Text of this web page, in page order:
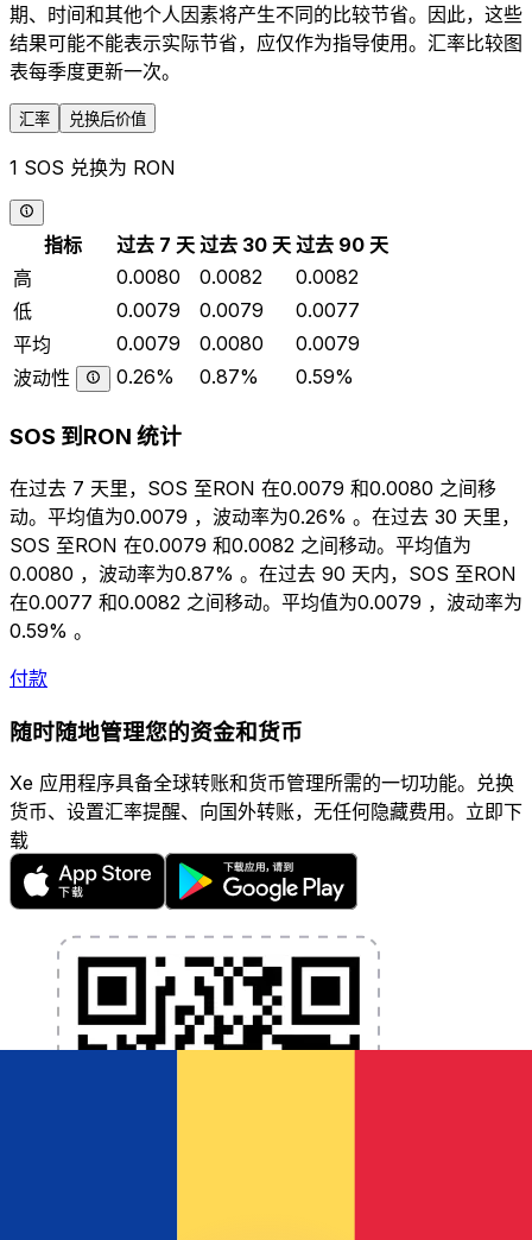
期、时间和其他个人因素将产生不同的比较节省。因此，这些
结果可能不能表示实际节省，应仅作为指导使用。汇率比较图
表每季度更新一次。
汇率 兑换后价值
1 SOS 兑换为 RON
指标 过去 7 天 过去 30 天 过去 90 天
高
0.0080 0.0082
0.0082
低
0.0079 0.0079
0.0077
平均
0.0079 0.0080
0.0079
波动性
0.26% 0.87% 0.59%
SOS 到RON 统计
在过去 7 天里，SOS 至RON 在0.0079 和0.0080 之间移
动。平均值为0.0079 ，波动率为0.26% 。在过去 30 天里，
SOS 至RON 在0.0079 和0.0082 之间移动。平均值为
0.0080 ，波动率为0.87% 。在过去 90 天内，SOS 至RON
在0.0077 和0.0082 之间移动。平均值为0.0079 ，波动率为
0.59% 。
付款
随时随地管理您的资金和货币
Xe 应用程序具备全球转账和货币管理所需的一切功能。兑换
货币、设置汇率提醒、向国外转账，无任何隐藏费用。立即下
载